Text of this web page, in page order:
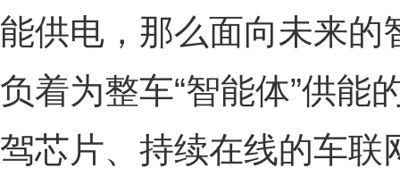
能供电，那么面向未来的
负着为整车“智能体”供能
驾芯片、持续在线的车联